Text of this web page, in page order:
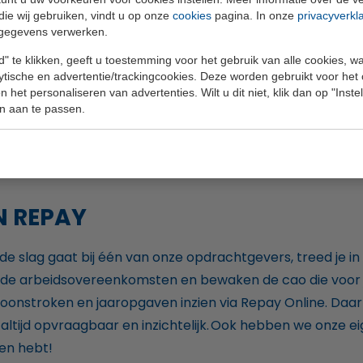
wij gebruiken, vindt u op onze cookies pagina. In onze
verwerken.
te klikken, geeft u toestemming voor het gebruik van alle cookies,
en advertentie/trackingcookies. Deze worden gebruikt voor het
het personaliseren van advertenties. Wilt u dit niet, klik dan op
aan te passen.
openbare golfbaan met een fraaie ligging in het
Park Hitland. Er is een ruim aanbod van
18 holes baan (NGF A-status), een qualifying 9 holes
én golfclub op locatie en natuurlijk restaurant
REPAY
slag gaat bij één van onze opdrachtgevers, treed je in
arbeidsovereenkomsten en bewaken de cao die voor
en jaaropgaven inzien via Repay Online.
opvraagbaar en inzichtelijk. Ook hebben we onze
hebt!